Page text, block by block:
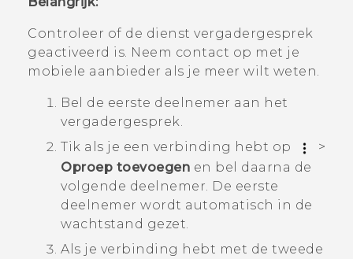
Controleer of de dienst vergadergesprek
geactiveerd is. Neem contact op met je
mobiele aanbieder als je meer wilt weten.
Bel de eerste deelnemer aan het
vergadergesprek.
Tik als je een verbinding hebt op
>
Oproep toevoegen en bel daarna de
volgende deelnemer. De eerste
deelnemer wordt automatisch in de
wachtstand gezet.
Als je verbinding hebt met de tweede